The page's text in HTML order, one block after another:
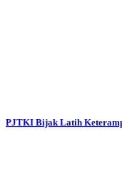
PJTKI Bijak Latih